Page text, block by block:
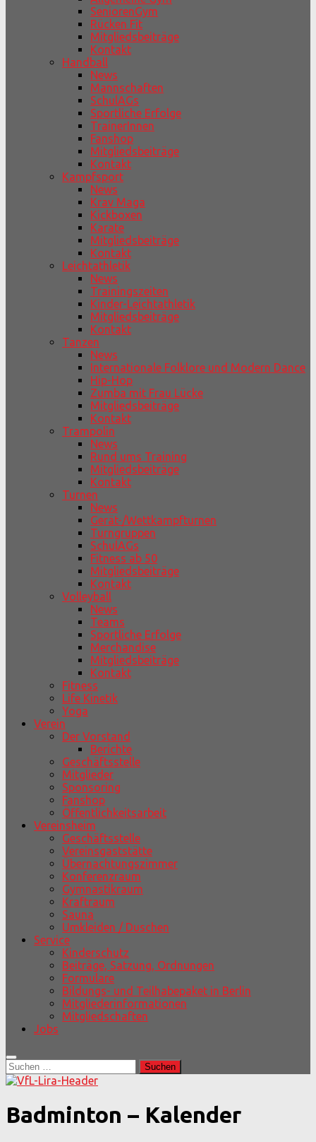
SeniorenGym
Rücken Fit
Mitgliedsbeiträge
Kontakt
Handball
News
Mannschaften
SchulAGs
Sportliche Erfolge
TrainerInnen
Fanshop
Mitgliedsbeiträge
Kontakt
Kampfsport
News
Krav Maga
Kickboxen
Karate
Mitgliedsbeiträge
Kontakt
Leichtathletik
News
Trainingszeiten
Kinder-Leichtathletik
Mitgliedsbeiträge
Kontakt
Tanzen
News
Internationale Folklore und Modern Dance
Hip-Hop
Zumba mit Frau Lücke
Mitgliedsbeiträge
Kontakt
Trampolin
News
Rund ums Training
Mitgliedsbeiträge
Kontakt
Turnen
News
Gerät-/Wettkampfturnen
Turngruppen
SchulAGs
Fitness ab 50
Mitgliedsbeiträge
Kontakt
Volleyball
News
Teams
Sportliche Erfolge
Merchandise
Mitgliedsbeiträge
Kontakt
Fitness
Life Kinetik
Yoga
Verein
Der Vorstand
Berichte
Geschäftsstelle
Mitglieder
Sponsoring
Fanshop
Öffentlichkeitsarbeit
Vereinsheim
Geschäftsstelle
Vereinsgaststätte
Übernachtungszimmer
Konferenzraum
Gymnastikraum
Kraftraum
Sauna
Umkleiden / Duschen
Service
Kinderschutz
Beiträge, Satzung, Ordnungen
Formulare
Bildungs- und Teilhabepaket in Berlin
Mitgliederinformationen
Mitgliedschaften
Jobs
Suchen
nach:
Badminton – Kalender